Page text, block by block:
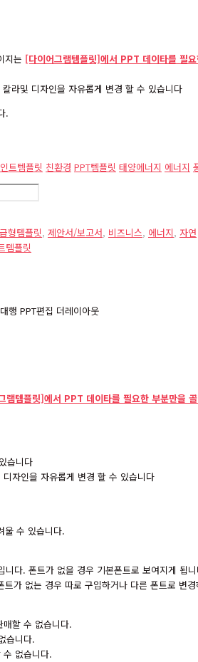
지는 [다이어그램템플릿]에서 PPT 데이타를 필
라및 디자인을 자유롭게 변경 할 수 있습니다
.
트템플릿 친환경 PPT템플릿 태양에너지 에너지
형템플릿, 제안서/보고서, 비즈니스, 에너지, 자연
템플릿
램템플릿]에서 PPT 데이타를 필요한 부분만을
습니다
자인을 자유롭게 변경 할 수 있습니다
울 수 있습니다.
다. 폰트가 없을 경우 기본폰트로 보여지게 됩
가 없는 경우 따로 구입하거나 다른 폰트로 변
할 수 없습니다.
습니다.
없습니다.